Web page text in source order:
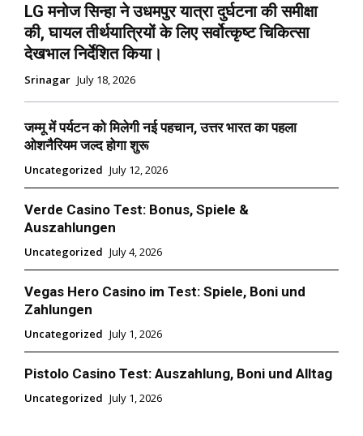
LG मनोज सिन्हा ने उधमपुर यात्रा दुर्घटना की समीक्षा
की, घायल तीर्थयात्रियों के लिए सर्वोत्कृष्ट चिकित्सा
देखभाल निर्देशित किया।
Srinagar July 18, 2026
जम्मू में पर्यटन को मिलेगी नई पहचान, उत्तर भारत का पहला
ओशनैरियम जल्द होगा शुरू
Uncategorized July 12, 2026
Verde Casino Test: Bonus, Spiele &
Auszahlungen
Uncategorized July 4, 2026
Vegas Hero Casino im Test: Spiele, Boni und
Zahlungen
Uncategorized July 1, 2026
Pistolo Casino Test: Auszahlung, Boni und Alltag
Uncategorized July 1, 2026